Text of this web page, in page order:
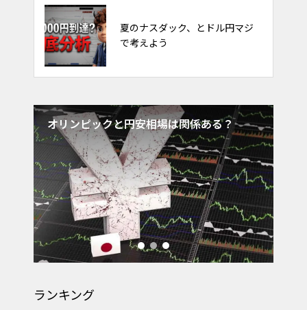
夏のナスダック、とドル円マジ
で考えよう
FXのやり方。フィボナッチで天
底を取るトレード
オリンピックと円安相場は関係ある？
ランキング